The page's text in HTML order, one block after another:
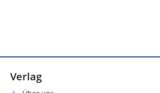
Verlag